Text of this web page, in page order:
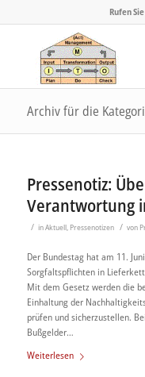
Rufen
Archiv für die
Pressenotiz:
Verantwortung
/ inAktuell, Pressenotizen / von
Der Bundestag hat am 11.
Sorgfaltspflichten in
Mit dem Gesetz werden die
Einhaltung der
prüfen und sicherzustellen.
Bußgelder…
Weiterlesen